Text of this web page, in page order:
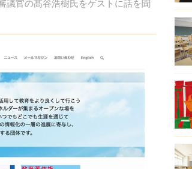
議官の髙谷浩樹氏をゲストに話を聞